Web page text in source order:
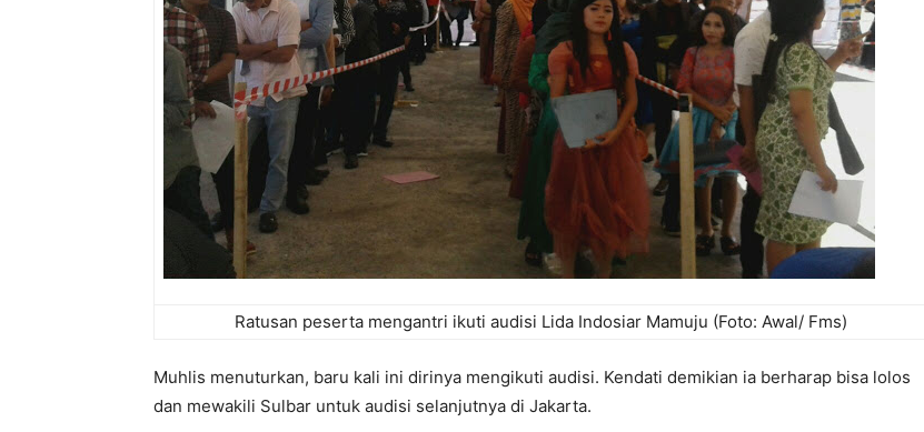
Ratusan peserta mengantri ikuti audisi Lida Indosiar Mamuju (Foto: Awal/ Fms)
Muhlis menuturkan, baru kali ini dirinya mengikuti audisi. Kendati demikian ia berharap bisa lolos
dan mewakili Sulbar untuk audisi selanjutnya di Jakarta.